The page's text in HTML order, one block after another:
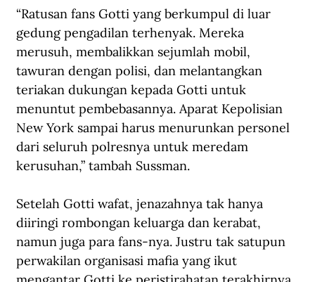
“Ratusan fans Gotti yang berkumpul di luar
gedung pengadilan terhenyak. Mereka
merusuh, membalikkan sejumlah mobil,
tawuran dengan polisi, dan melantangkan
teriakan dukungan kepada Gotti untuk
menuntut pembebasannya. Aparat Kepolisian
New York sampai harus menurunkan personel
dari seluruh polresnya untuk meredam
kerusuhan,” tambah Sussman.
Setelah Gotti wafat, jenazahnya tak hanya
diiringi rombongan keluarga dan kerabat,
namun juga para fans-nya. Justru tak satupun
perwakilan organisasi mafia yang ikut